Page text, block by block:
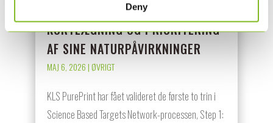
Deny
KLS PUREPRINT FÅR VALIDERET
KORTLÆGNING OG PRIORITERING
AF SINE NATURPÅVIRKNINGER
MAJ 6, 2026 |ØVRIGT
KLS PurePrint har fået valideret de første to trin i
Science Based Targets Network-processen, Step 1: